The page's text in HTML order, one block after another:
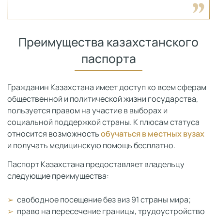
Преимущества казахстанского
паспорта
Гражданин Казахстана имеет доступ ко всем сферам
общественной и политической жизни государства,
пользуется правом на участие в выборах и
социальной поддержкой страны. К плюсам статуса
относится возможностьобучаться в местных вузах
и получать медицинскую помощь бесплатно.
Паспорт Казахстана предоставляет владельцу
следующие преимущества:
свободное посещение без виз 91 страны мира;
право на пересечение границы, трудоустройство